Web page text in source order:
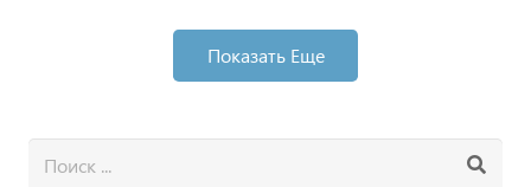
Показать Еще